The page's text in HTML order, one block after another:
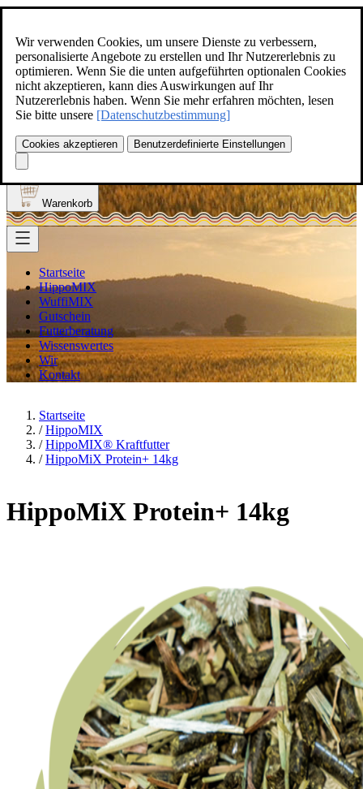
Wir verwenden Cookies, um unsere Dienste zu verbessern,
personalisierte Angebote zu erstellen und Ihr Nutzererlebnis zu
optimieren. Wenn Sie die unten aufgeführten optionalen Cookies
nicht akzeptieren, kann dies Auswirkungen auf Ihr
Nutzererlebnis haben. Wenn Sie mehr erfahren möchten, lesen
Sie bitte unsere [Datenschutzbestimmung]
Cookies akzeptieren Benutzerdefinierte Einstellungen
Zum Inhalt springen
+49(0)5129-308
Produkt finden
0
Warenkorb
Startseite
HippoMIX
WuffiMIX
Gutschein
Futterberatung
Wissenswertes
Wir
Kontakt
Startseite
/ HippoMIX
/ HippoMIX® Kraftfutter
/ HippoMiX Protein+ 14kg
HippoMiX Protein+ 14kg